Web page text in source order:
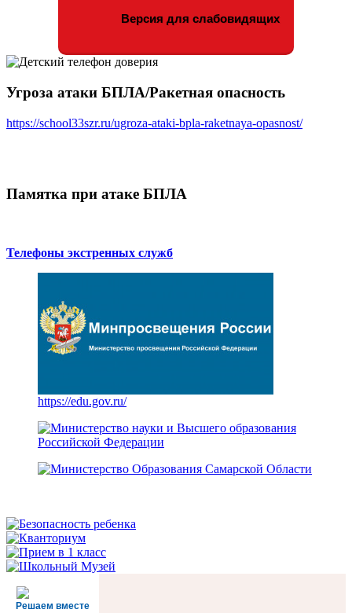
Версия для слабовидящих
Угроза атаки БПЛА/Ракетная опасность
https://school33szr.ru/ugroza-ataki-bpla-raketnaya-opasnost/
Памятка при атаке БПЛА
Телефоны экстренных служб
https://edu.gov.ru/
Решаем вместе